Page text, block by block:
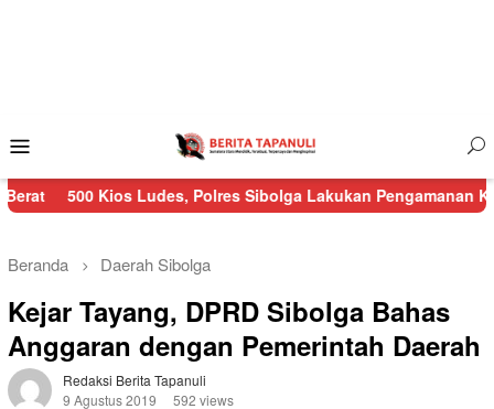
Mobile
Ludes, Polres Sibolga Lakukan Pengamanan Kebakaran
Beranda Daerah Sibolga
Kejar Tayang, DPRD Sibolga Bahas
Anggaran dengan Pemerintah Daerah
Redaksi Berita Tapanuli
9 Agustus 2019
592 views